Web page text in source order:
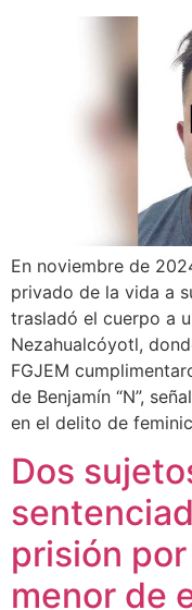
En noviembre de
privado de la vida a
trasladó el cuerpo a
Nezahualcóyotl,
FGJEM
de Benjamín “N”,
en el delito de
Dos
prisión
menor de